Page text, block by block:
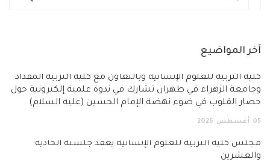
آخر المواضيع
كلية التربية للعلوم الإنسانية وبالتعاون مع كلية التربية المقداد
وجامعة الزهراء في طهران تشارك في ندوة علمية إلكترونية حول
حصار القلوب في ضوء نهضة الإمام الحسين (عليه السلام)
05 أغسطس 2026
مجلس كلية التربية للعلوم الإنسانية يعقد جلسته الحادية
والعشرين